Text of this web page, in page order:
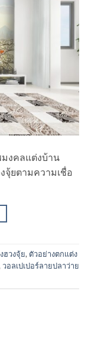
งคลแต่งบ้าน
จุ้ยตามความเชื่อ
ฮวงจุ้ย, ตัวอย่างตกแต่ง
วอลเปเปอร์ลายปลาว่าย